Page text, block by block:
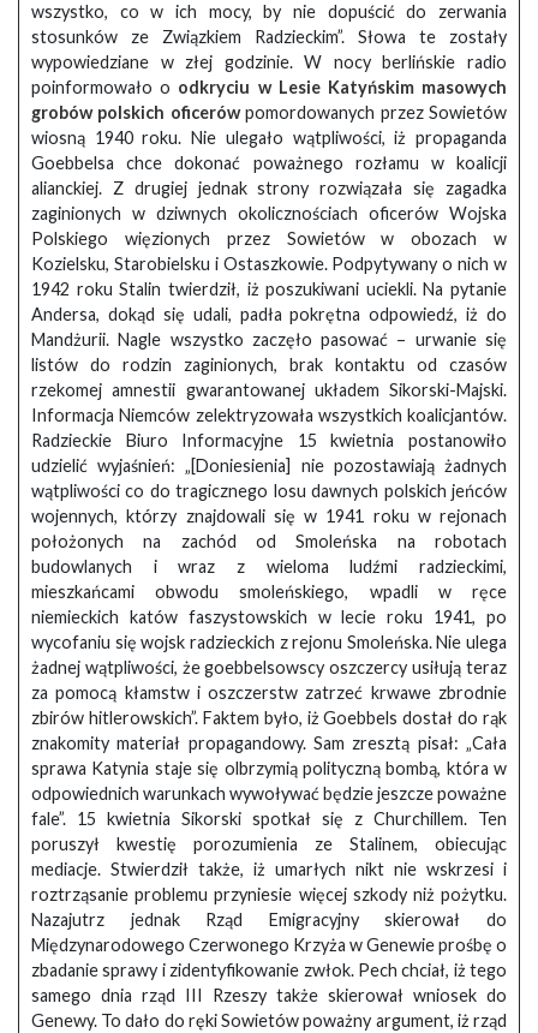
wszystko, co w ich mocy, by nie dopuścić do zerwania
stosunków ze Związkiem Radzieckim”. Słowa te zostały
wypowiedziane w złej godzinie. W nocy berlińskie radio
poinformowało o odkryciu w Lesie Katyńskim masowych
grobów polskich oficerówpomordowanych przez Sowietów
wiosną 1940 roku. Nie ulegało wątpliwości, iż propaganda
Goebbelsa chce dokonać poważnego rozłamu w koalicji
alianckiej. Z drugiej jednak strony rozwiązała się zagadka
zaginionych w dziwnych okolicznościach oficerów Wojska
Polskiego więzionych przez Sowietów w obozach w
Kozielsku, Starobielsku i Ostaszkowie. Podpytywany o nich w
1942 roku Stalin twierdził, iż poszukiwani uciekli. Na pytanie
Andersa, dokąd się udali, padła pokrętna odpowiedź, iż do
Mandżurii. Nagle wszystko zaczęło pasować – urwanie się
listów do rodzin zaginionych, brak kontaktu od czasów
rzekomej amnestii gwarantowanej układem Sikorski-Majski.
Informacja Niemców zelektryzowała wszystkich koalicjantów.
Radzieckie Biuro Informacyjne 15 kwietnia postanowiło
udzielić wyjaśnień: „[Doniesienia] nie pozostawiają żadnych
wątpliwości co do tragicznego losu dawnych polskich jeńców
wojennych, którzy znajdowali się w 1941 roku w rejonach
położonych na zachód od Smoleńska na robotach
budowlanych i wraz z wieloma ludźmi radzieckimi,
mieszkańcami obwodu smoleńskiego, wpadli w ręce
niemieckich katów faszystowskich w lecie roku 1941, po
wycofaniu się wojsk radzieckich z rejonu Smoleńska. Nie ulega
żadnej wątpliwości, że goebbelsowscy oszczercy usiłują teraz
za pomocą kłamstw i oszczerstw zatrzeć krwawe zbrodnie
zbirów hitlerowskich”. Faktem było, iż Goebbels dostał do rąk
znakomity materiał propagandowy. Sam zresztą pisał: „Cała
sprawa Katynia staje się olbrzymią polityczną bombą, która w
odpowiednich warunkach wywoływać będzie jeszcze poważne
fale”. 15 kwietnia Sikorski spotkał się z Churchillem. Ten
poruszył kwestię porozumienia ze Stalinem, obiecując
mediacje. Stwierdził także, iż umarłych nikt nie wskrzesi i
roztrząsanie problemu przyniesie więcej szkody niż pożytku.
Nazajutrz jednak Rząd Emigracyjny skierował do
Międzynarodowego Czerwonego Krzyża w Genewie prośbę o
zbadanie sprawy i zidentyfikowanie zwłok. Pech chciał, iż tego
samego dnia rząd III Rzeszy także skierował wniosek do
Genewy. To dało do ręki Sowietów poważny argument, iż rząd